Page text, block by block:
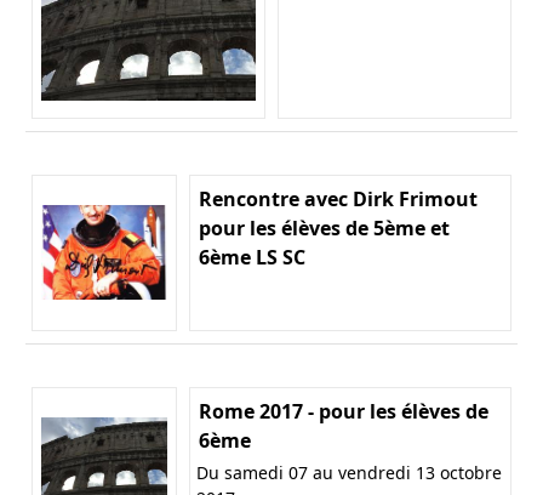
Rencontre avec Dirk Frimout
pour les élèves de 5ème et
6ème LS SC
Rome 2017 - pour les élèves de
6ème
Du samedi 07 au vendredi 13 octobre